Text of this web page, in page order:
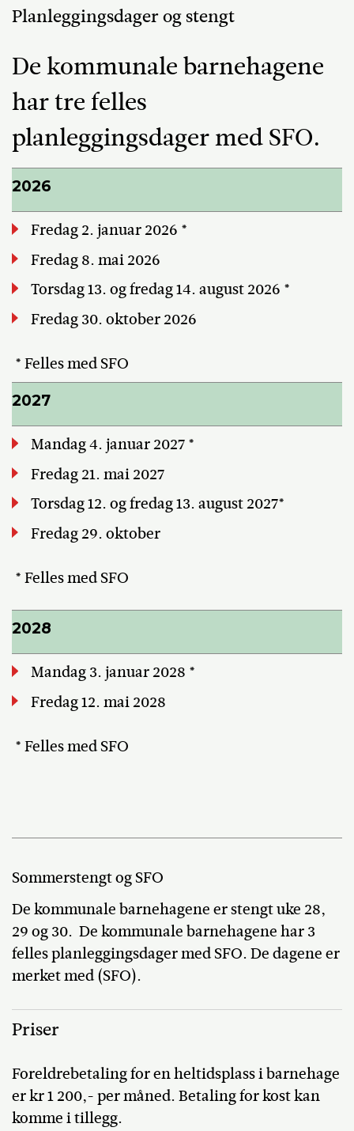
Planleggingsdager og stengt
De kommunale barnehagene
har tre felles
planleggingsdager med SFO.
2026
Fredag 2. januar 2026 *
Fredag 8. mai 2026
Torsdag 13. og fredag 14. august 2026 *
Fredag 30. oktober 2026
* Felles med SFO
2027
Mandag 4. januar 2027 *
Fredag 21. mai 2027
Torsdag 12. og fredag 13. august 2027*
Fredag 29. oktober
* Felles med SFO
2028
Mandag 3. januar 2028 *
Fredag 12. mai 2028
* Felles med SFO
Sommerstengt og SFO
De kommunale barnehagene er stengt uke 28,
29 og 30. De kommunale barnehagene har 3
felles planleggingsdager med SFO. De dagene er
merket med (SFO).
Priser
Foreldrebetaling for en heltidsplass i barnehage
er kr 1 200,- per måned. Betaling for kost kan
komme i tillegg.